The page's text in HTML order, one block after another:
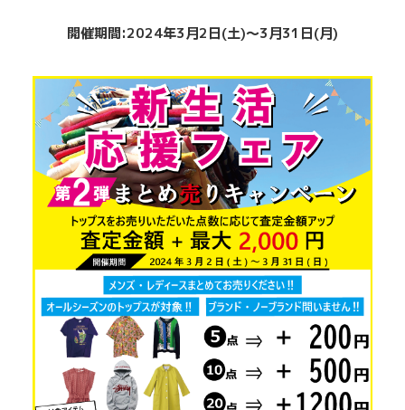
開催期間:2024年3月2日(土)～3月31日(月)